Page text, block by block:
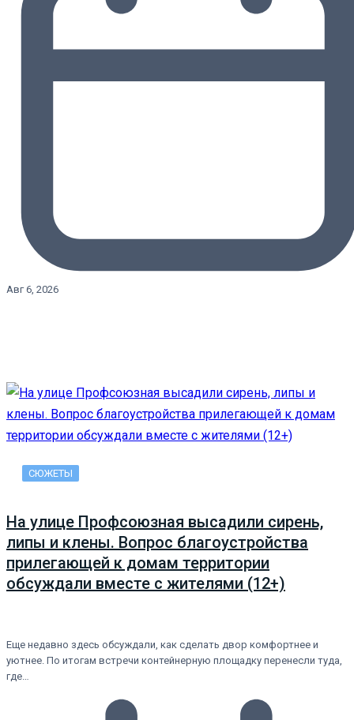
Авг 6, 2026
СЮЖЕТЫ
На улице Профсоюзная высадили сирень,
липы и клены. Вопрос благоустройства
прилегающей к домам территории
обсуждали вместе с жителями (12+)
Еще недавно здесь обсуждали, как сделать двор комфортнее и
уютнее. По итогам встречи контейнерную площадку перенесли туда,
где…